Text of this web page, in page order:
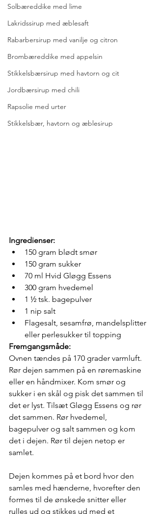
Solbæreddike med lime
Lakridssirup med æblesaft
Rabarbersirup med vanilje og citron
Brombæreddike med appelsin
Stikkelsbærsirup med havtorn og cit
Jordbærsirup med chili
Rapsolie med urter
Stikkelsbær, havtorn og æblesirup
Ingredienser:
150 gram blødt smør
150 gram sukker
70 ml Hvid Gløgg Essens
300 gram hvedemel
1 ½ tsk. bagepulver
1 nip salt
Flagesalt, sesamfrø, mandelsplitter
eller perlesukker til topping
Fremgangsmåde:
Ovnen tændes på 170 grader varmluft.
Rør dejen sammen på en røremaskine
eller en håndmixer. Kom smør og
sukker i en skål og pisk det sammen til
det er lyst. Tilsæt Gløgg Essens og rør
det sammen. Rør hvedemel,
bagepulver og salt sammen og kom
det i dejen. Rør til dejen netop er
samlet.
Dejen kommes på et bord hvor den
samles med hænderne, hvorefter den
formes til de ønskede snitter eller
rulles ud og stikkes ud med et